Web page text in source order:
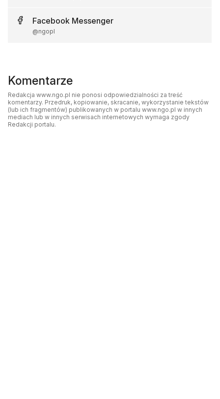
Facebook Messenger
@ngopl
Komentarze
Redakcja www.ngo.pl nie ponosi odpowiedzialności za treść
komentarzy. Przedruk, kopiowanie, skracanie, wykorzystanie tekstów
(lub ich fragmentów) publikowanych w portalu www.ngo.pl w innych
mediach lub w innych serwisach internetowych wymaga zgody
Redakcji portalu.